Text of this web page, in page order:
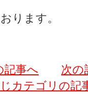
ります。
記事へ
次の
カテゴリの記